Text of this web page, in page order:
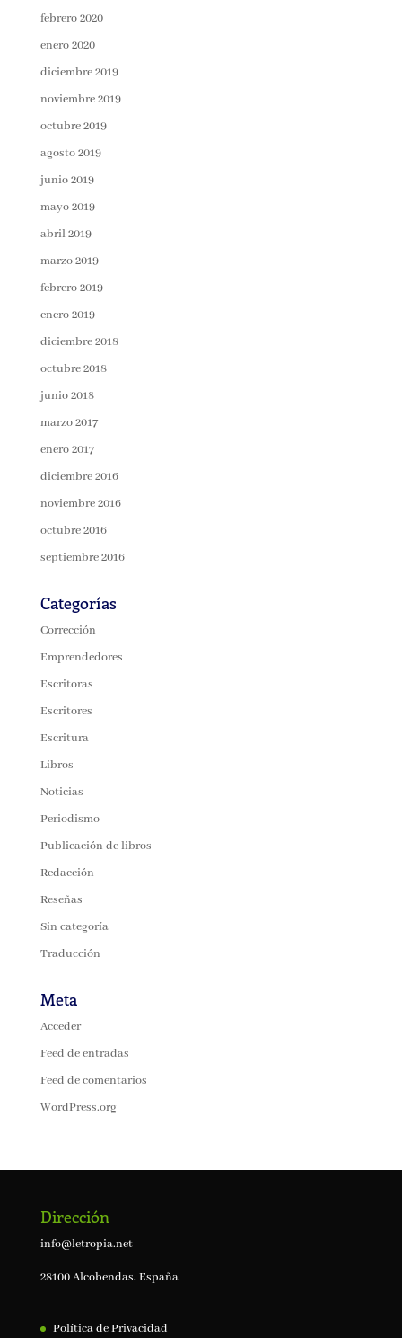
febrero 2020
enero 2020
diciembre 2019
noviembre 2019
octubre 2019
agosto 2019
junio 2019
mayo 2019
abril 2019
marzo 2019
febrero 2019
enero 2019
diciembre 2018
octubre 2018
junio 2018
marzo 2017
enero 2017
diciembre 2016
noviembre 2016
octubre 2016
septiembre 2016
Categorías
Corrección
Emprendedores
Escritoras
Escritores
Escritura
Libros
Noticias
Periodismo
Publicación de libros
Redacción
Reseñas
Sin categoría
Traducción
Meta
Acceder
Feed de entradas
Feed de comentarios
WordPress.org
Dirección
info@letropia.net
28100 Alcobendas, España
Política de Privacidad